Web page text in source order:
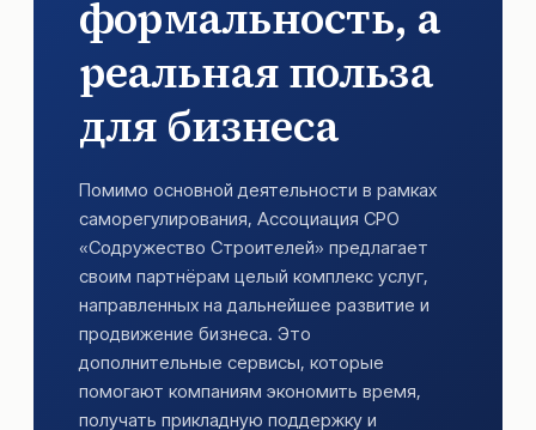
формальность, а
реальная польза
для бизнеса
Помимо основной деятельности в рамках
саморегулирования, Ассоциация СРО
«Содружество Строителей» предлагает
своим партнёрам целый комплекс услуг,
направленных на дальнейшее развитие и
продвижение бизнеса. Это
дополнительные сервисы, которые
помогают компаниям экономить время,
получать прикладную поддержку и